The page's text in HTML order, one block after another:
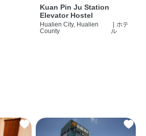
Kuan Pin Ju Station
Elevator Hostel
Hualien City, Hualien
County
ホテ
ル